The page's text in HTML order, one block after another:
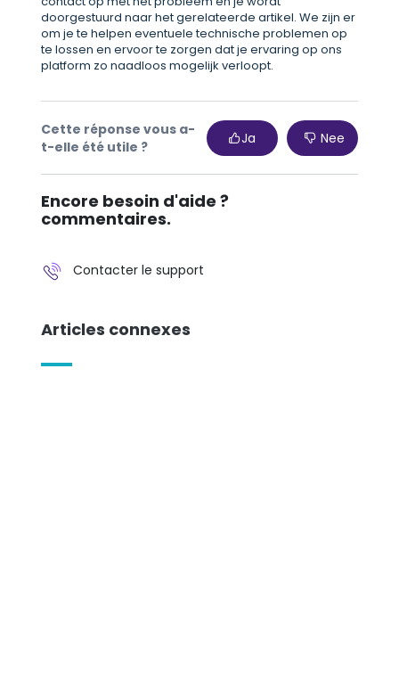
doorgestuurd naar het gerelateerde artikel. We zijn er
om je te helpen eventuele technische problemen op
te lossen en ervoor te zorgen dat je ervaring op ons
platform zo naadloos mogelijk verloopt.
Cette réponse vous a-
t-elle été utile ?
Ja Nee
Encore besoin d'aide ?
commentaires.
Contacter le support
Articles connexes